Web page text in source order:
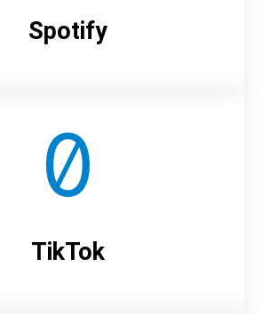
Spotify
TikTok